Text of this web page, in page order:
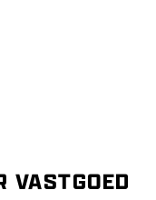
VASTGOED